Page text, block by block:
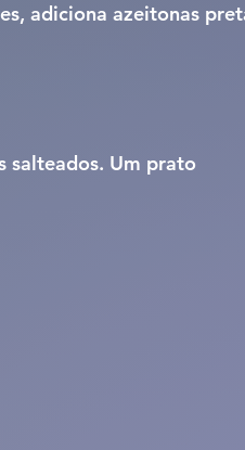
adiciona azeitonas
salteados. Um prato